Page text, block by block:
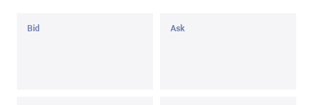
Bid Ask